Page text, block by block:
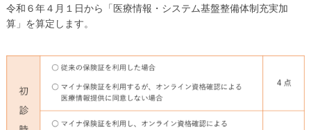
令和６年４月１日から「医療情報・システム基盤整備体制充実加
算」を算定します。